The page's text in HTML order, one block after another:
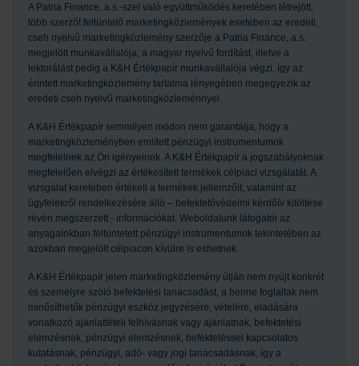
A Patria Finance, a.s.-szel való együttműködés keretében létrejött,
több szerzőt feltüntető marketingközlemények esetében az eredeti,
cseh nyelvű marketingközlemény szerzője a Patria Finance, a.s.
megjelölt munkavállalója, a magyar nyelvű fordítást, illetve a
lektorálást pedig a K&H Értékpapír munkavállalója végzi, így az
érintett marketingközlemény tartalma lényegében megegyezik az
eredeti cseh nyelvű marketingközleménnyel.
A K&H Értékpapír semmilyen módon nem garantálja, hogy a
marketingközleményben említett pénzügyi instrumentumok
megfelelnek az Ön igényeinek. A K&H Értékpapír a jogszabályoknak
megfelelően elvégzi az értékesített termékek célpiaci vizsgálatát. A
vizsgálat keretében értékeli a termékek jellemzőit, valamint az
ügyfelekről rendelkezésére álló – befektetővédelmi kérdőív kitöltése
révén megszerzett - információkat. Weboldalunk látogatói az
anyagainkban feltüntetett pénzügyi instrumentumok tekintetében az
azokban megjelölt célpiacon kívülre is eshetnek.
A K&H Értékpapír jelen marketingközlemény útján nem nyújt konkrét
és személyre szóló befektetési tanácsadást, a benne foglaltak nem
minősíthetők pénzügyi eszköz jegyzésére, vételére, eladására
vonatkozó ajánlattételi felhívásnak vagy ajánlatnak, befektetési
elemzésnek, pénzügyi elemzésnek, befektetéssel kapcsolatos
kutatásnak, pénzügyi, adó- vagy jogi tanácsadásnak, így a